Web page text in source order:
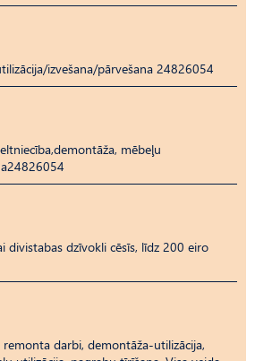
izvešana/pārvešana 24826054
mēbeļu
divistabas dzīvokli cēsīs, līdz 200 eiro
remonta darbi, demontāža-utilizācija,